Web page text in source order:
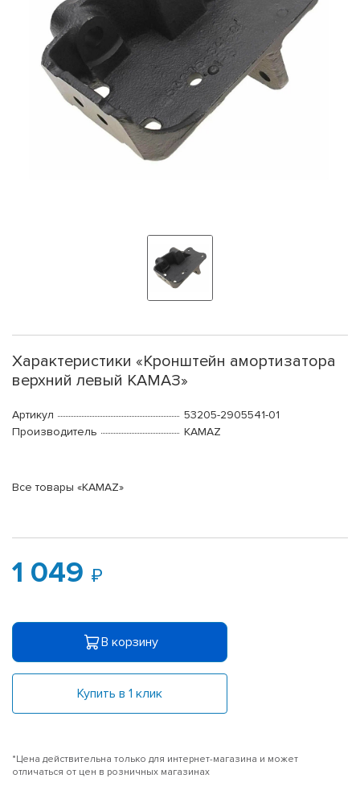
Характеристики «Кронштейн амортизатора
верхний левый КАМАЗ»
Артикул
53205-2905541-01
Производитель
KAMAZ
Все товары «KAMAZ»
1 049
В корзину
Купить в 1 клик
*Цена действительна только для интернет-магазина и может
отличаться от цен в розничных магазинах